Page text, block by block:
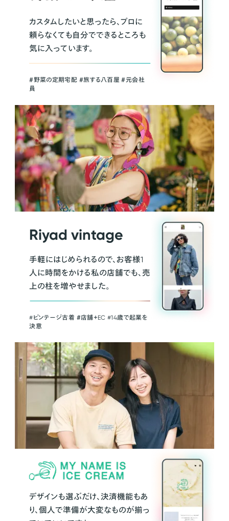
カスタムしたいと思ったら、プロに
頼らなくても自分でできるところも
気に入っています。
＃野菜の定期宅配 ＃旅する八百屋 ＃元会社
員
Riyad vintage
手軽にはじめられるので、お客様1
人に時間をかける私の店舗でも、売
上の柱を増やせました。
#ビンテージ古着 ＃店舗＋EC #14歳で起業を
決意
デザインも選ぶだけ、決済機能もあ
り、個人で準備が大変なものが揃っ